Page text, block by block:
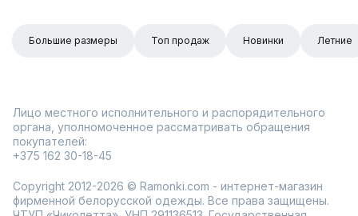
Большие размеры Топ продаж Новинки Летние
Лицо местного исполнительного и распорядительного
органа, уполномоченное рассматривать обращения
покупателей:
+375 162 30-18-45
Copyright 2012-2026 © Ramonki.com - интернет-магазин
фирменной белорусской одежды. Все права защищены.